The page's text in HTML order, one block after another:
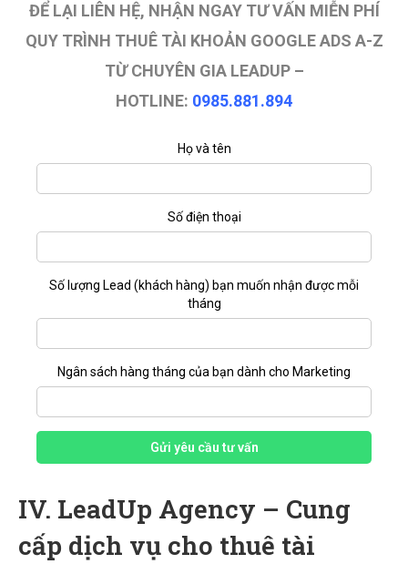
ĐỂ LẠI LIÊN HỆ, NHẬN NGAY TƯ VẤN MIỄN PHÍ
QUY TRÌNH THUÊ TÀI KHOẢN GOOGLE ADS A-Z
TỪ CHUYÊN GIA LEADUP –
HOTLINE: 0985.881.894
Họ và tên
Số lượng Lead (khách hàng) bạn muốn nhận được mỗi
tháng
Ngân sách hàng tháng của bạn dành cho Marketing
Số điện thoại
Gửi yêu cầu tư vấn
IV. LeadUp Agency – Cung
cấp dịch vụ cho thuê tài